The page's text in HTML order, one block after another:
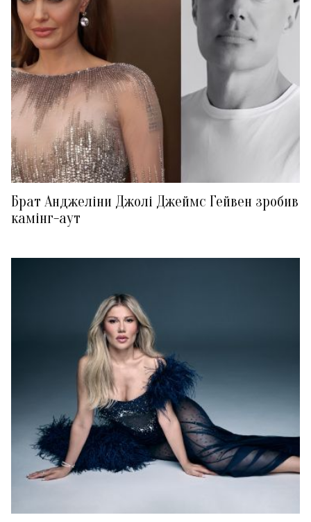
Брат Анджеліни Джолі Джеймс Гейвен зробив
камінг-аут